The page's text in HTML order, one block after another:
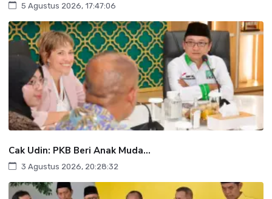
5 Agustus 2026, 17:47:06
Cak Udin: PKB Beri Anak Muda...
3 Agustus 2026, 20:28:32